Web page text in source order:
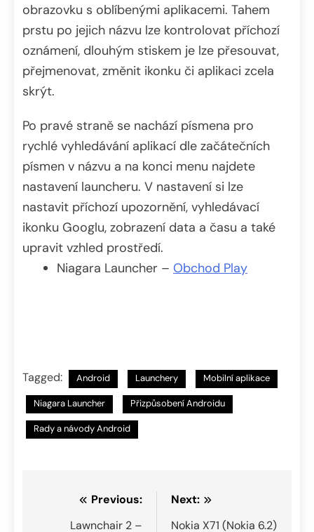
obrazovku s oblíbenými aplikacemi. Tahem
prstu po jejich názvu lze kontrolovat příchozí
oznámení, dlouhým stiskem je lze přesouvat,
přejmenovat, změnit ikonku či aplikaci zcela
skrýt.
Po pravé straně se nachází písmena pro
rychlé vyhledávání aplikací dle začátečních
písmen v názvu a na konci menu najdete
nastavení launcheru. V nastavení si lze
nastavit příchozí upozornění, vyhledávací
ikonku Googlu, zobrazení data a času a také
upravit vzhled prostředí.
Niagara Launcher – Obchod Play
Tagged: Android Launchery Mobilní aplikace
Niagara Launcher Přizpůsobení Androidu
Rady a návody Android
NavigacePrevious:
Lawnchair 2 –
Next:
Nokia X71 (Nokia 6.2)